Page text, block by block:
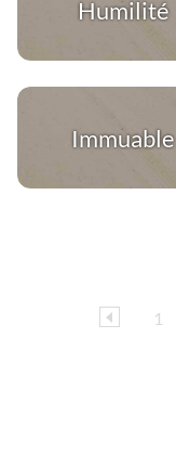
Humilité
Immuable
1